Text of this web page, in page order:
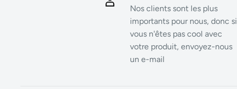
Nos clients sont les plus
importants pour nous, donc si
vous n'êtes pas cool avec
votre produit, envoyez-nous
un e-mail